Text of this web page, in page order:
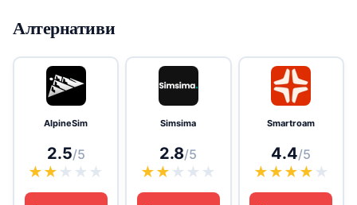
Алтернативи
AlpineSim
2.5/5
★★ ★ ★ ★
Simsima
2.8/5
★★ ★ ★ ★
Smartroam
4.4/5
★★★★ ★